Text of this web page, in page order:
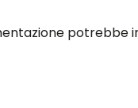
potrebbe